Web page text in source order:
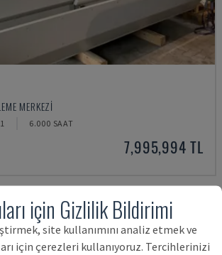
MERKEZI
6.000 SAAT
7,995,994 TL
için Gizlilik Bildirimi
site kullanımını analiz etmek ve
için çerezleri kullanıyoruz. Tercihlerinizi